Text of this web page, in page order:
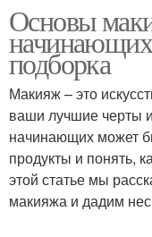
Основы
подборка
Макияж – это
ваши лучшие черты
начинающих может
продукты и понять,
этой статье мы
макияжа и дадим